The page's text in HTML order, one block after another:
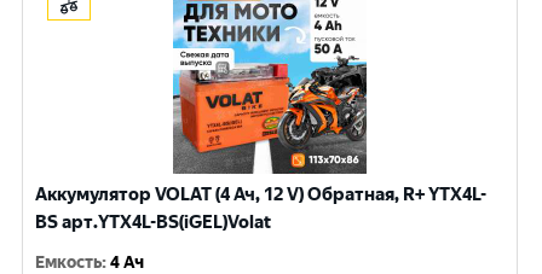
Аккумулятор VOLAT (4 Ач, 12 V) Обратная, R+ YTX4L-
BS арт.YTX4L-BS(iGEL)Volat
Емкость:4 Ач